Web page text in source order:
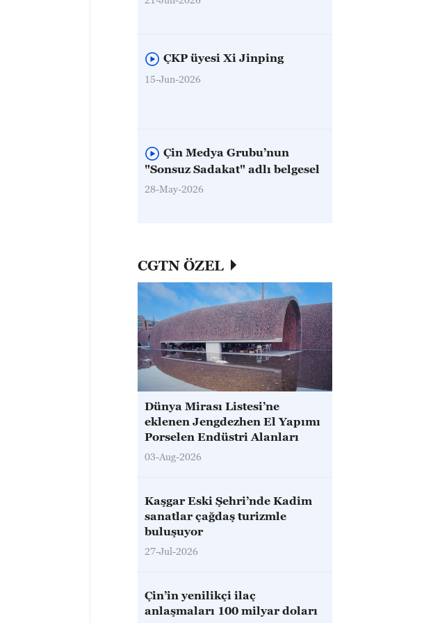
ÇKP üyesi Xi Jinping
15-Jun-2026
Çin Medya Grubu’nun
"Sonsuz Sadakat" adlı belgesel
28-May-2026
CGTN ÖZEL
Dünya Mirası Listesi’ne
eklenen Jengdezhen El Yapımı
Porselen Endüstri Alanları
03-Aug-2026
Kaşgar Eski Şehri’nde Kadim
sanatlar çağdaş turizmle
buluşuyor
27-Jul-2026
Çin’in yenilikçi ilaç
anlaşmaları 100 milyar doları